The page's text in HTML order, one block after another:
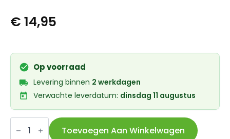
€ 14,95
Op voorraad
Levering binnen 2 werkdagen
Verwachte leverdatum: dinsdag 11 augustus
EF
spatbord Toevoegen Aan Winkelwagen